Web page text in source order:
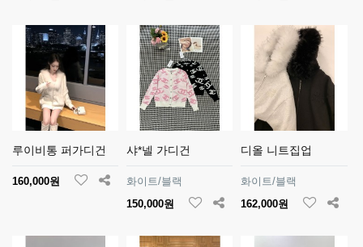
루이비통 퍼가디건
160,000원
샤*넬 가디건
화이트/블랙
150,000원
디올 니트집업
화이트/블랙
162,000원